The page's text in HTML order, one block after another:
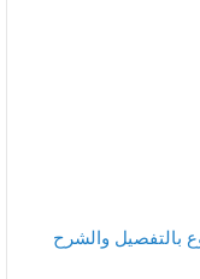
بالتفصيل والشرح